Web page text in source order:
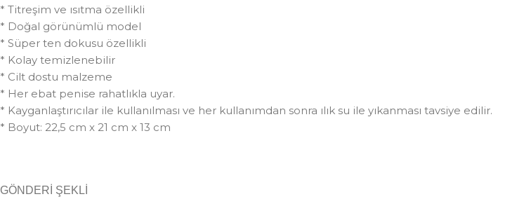
* Titreşim ve ısıtma özellikli
* Doğal görünümlü model
* Süper ten dokusu özellikli
* Kolay temizlenebilir
* Cilt dostu malzeme
* Her ebat penise rahatlıkla uyar.
* Kayganlaştırıcılar ile kullanılması ve her kullanımdan sonra ılık su ile yıkanması tavsiye edilir.
* Boyut: 22,5 cm x 21 cm x 13 cm
GÖNDERİ ŞEKLİ